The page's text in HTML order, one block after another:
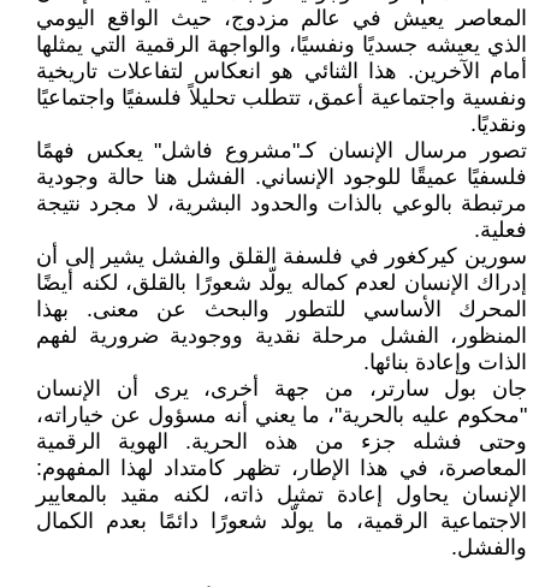
المعاصر يعيش في عالم مزدوج، حيث الواقع اليومي
الذي يعيشه جسديًا ونفسيًا، والواجهة الرقمية التي يمثلها
أمام الآخرين. هذا الثنائي هو انعكاس لتفاعلات تاريخية
ونفسية واجتماعية أعمق، تتطلب تحليلاً فلسفيًا واجتماعيًا
ونقديًا.
تصور مرسال الإنسان كـ"مشروع فاشل" يعكس فهمًا
فلسفيًا عميقًا للوجود الإنساني. الفشل هنا حالة وجودية
مرتبطة بالوعي بالذات والحدود البشرية، لا مجرد نتيجة
فعلية.
سورين كيركغور في فلسفة القلق والفشل يشير إلى أن
إدراك الإنسان لعدم كماله يولّد شعورًا بالقلق، لكنه أيضًا
المحرك الأساسي للتطور والبحث عن معنى. بهذا
المنظور، الفشل مرحلة نقدية ووجودية ضرورية لفهم
الذات وإعادة بنائها.
جان بول سارتر، من جهة أخرى، يرى أن الإنسان
"محكوم عليه بالحرية"، ما يعني أنه مسؤول عن خياراته،
وحتى فشله جزء من هذه الحرية. الهوية الرقمية
المعاصرة، في هذا الإطار، تظهر كامتداد لهذا المفهوم:
الإنسان يحاول إعادة تمثيل ذاته، لكنه مقيد بالمعايير
الاجتماعية الرقمية، ما يولّد شعورًا دائمًا بعدم الكمال
والفشل.